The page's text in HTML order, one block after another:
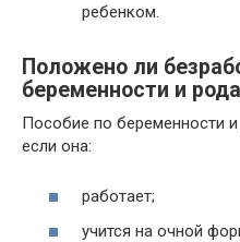
ребенком.
Положено ли
беременности и
Пособие по беременности
если она:
работает;
учится на очной